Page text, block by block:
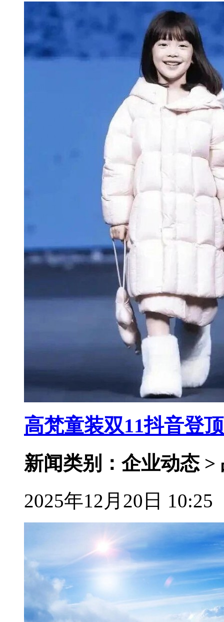
高梵童装双11抖音登
新闻类别：企业动态 >
2025年12月20日 10:25